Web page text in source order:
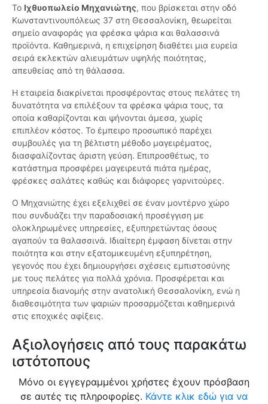
Το Ιχθυοπωλείο Μηχανιώτης, που βρίσκεται στην οδό
Κωνσταντινουπόλεως 37 στη Θεσσαλονίκη, θεωρείται
σημείο αναφοράς για φρέσκα ψάρια και θαλασσινά
προϊόντα. Καθημερινά, η επιχείρηση διαθέτει μια ευρεία
σειρά εκλεκτών αλιευμάτων υψηλής ποιότητας,
απευθείας από τη θάλασσα.
Η εταιρεία διακρίνεται προσφέροντας στους πελάτες τη
δυνατότητα να επιλέξουν τα φρέσκα ψάρια τους, τα
οποία καθαρίζονται και ψήνονται άμεσα, χωρίς
επιπλέον κόστος. Το έμπειρο προσωπικό παρέχει
συμβουλές για τη βέλτιστη μέθοδο μαγειρέματος,
διασφαλίζοντας άριστη γεύση. Επιπροσθέτως, το
κατάστημα προσφέρει μαγειρευτά πιάτα ημέρας,
φρέσκες σαλάτες καθώς και διάφορες γαρνιτούρες.
Ο Μηχανιώτης έχει εξελιχθεί σε έναν μοντέρνο χώρο
που συνδυάζει την παραδοσιακή προσέγγιση με
ολοκληρωμένες υπηρεσίες, εξυπηρετώντας όσους
αγαπούν τα θαλασσινά. Ιδιαίτερη έμφαση δίνεται στην
ποιότητα και στην εξατομικευμένη εξυπηρέτηση,
γεγονός που έχει δημιουργήσει σχέσεις εμπιστοσύνης
με τους πελάτες για πολλά χρόνια. Προσφέρεται και
υπηρεσία διανομής στην ανατολική Θεσσαλονίκη, ενώ η
διαθεσιμότητα των ψαριών προσαρμόζεται καθημερινά
στις εποχικές αφίξεις.
Αξιολογήσεις από τους παρακάτω
ιστότοπους
Μόνο οι εγγεγραμμένοι χρήστες έχουν πρόσβαση
σε αυτές τις πληροφορίες. Κάντε κλικ εδώ για να